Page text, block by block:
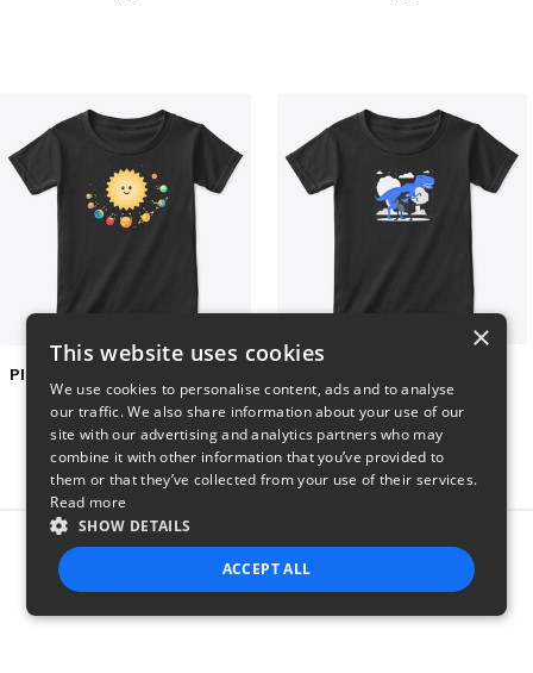
$22 $22
Report this product
×
This website uses cookies
We use cookies to personalise content, ads and to analyse
our traffic. We also share information about your use of our
site with our advertising and analytics partners who may
combine it with other information that you’ve provided to
them or that they’ve collected from your use of their services.
Read more
SHOW DETAILS
ACCEPT ALL
STRICTLY NECESSARY PERFORMANCE